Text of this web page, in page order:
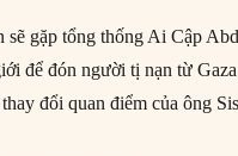
sẽ gặp tổng thống Ai Cập
để đón người tị nạn từ
đổi quan điểm của ông